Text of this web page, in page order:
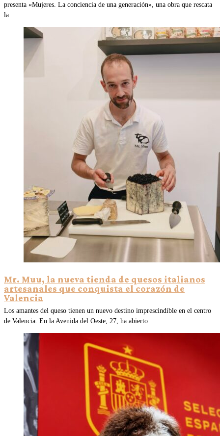
presenta «Mujeres. La conciencia de una generación», una obra que rescata
la
Mr. Muu, la nueva tienda de quesos italianos
artesanales que conquista el corazón de
Valencia
Los amantes del queso tienen un nuevo destino imprescindible en el centro
de Valencia. En la Avenida del Oeste, 27, ha abierto